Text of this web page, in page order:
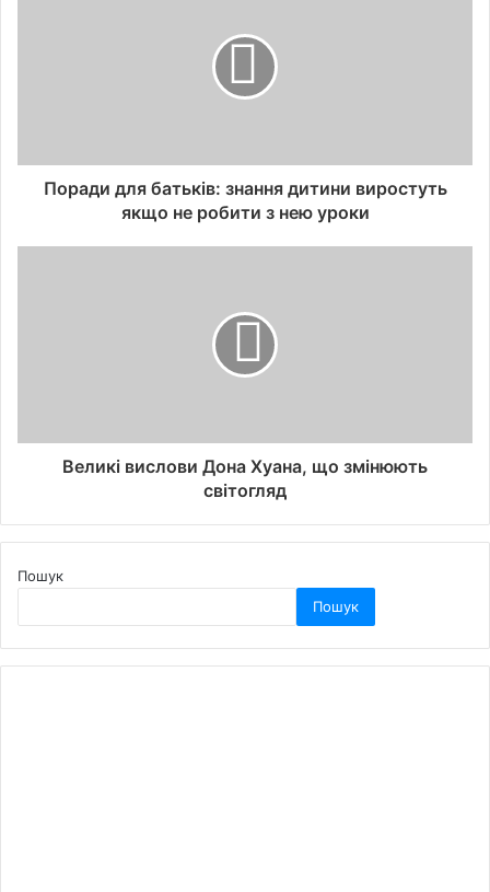
Поради для батьків: знання дитини виростуть
якщо не робити з нею уроки
Великі вислови Дона Хуанa, що змінюють
світогляд
Пошук
Пошук